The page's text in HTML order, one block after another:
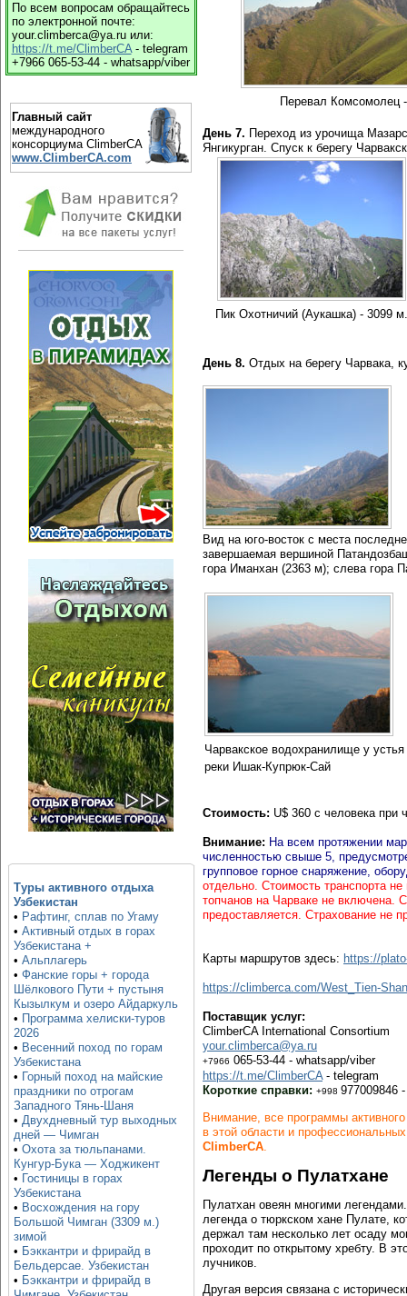
По всем вопросам обращайтесь
по электронной почте:
your.climberca@ya.ru или:
https://t.me/ClimberCA- telegram
+7966 065-53-44 - whatsapp/viber
Главный сайт
международного
консорциума ClimberCA
www.ClimberCA.com
Туры активного отдыха
Узбекистан
• Рафтинг, сплав по Угаму
• Активный отдых в горах
Узбекистана +
• Альплагерь
• Фанские горы + города
Шёлкового Пути + пустыня
Кызылкум и озеро Айдаркуль
• Программа хелиски-туров
2026
• Весенний поход по горам
Узбекистана
• Горный поход на майские
праздники по отрогам
Западного Тянь-Шаня
• Двухдневный тур выходных
дней — Чимган
• Охота за тюльпанами.
Кунгур-Бука — Ходжикент
• Гостиницы в горах
Узбекистана
• Восхождения на гору
Большой Чимган (3309 м.)
зимой
• Бэккантри и фрирайд в
Бельдерсае. Узбекистан
• Бэккантри и фрирайд в
Перевал Комсомолец
День 7. Переход из урочища
Янгикурган. Спуск к берегу
Пик Охотничий (Аукашка) - 3099 м.
День 8. Отдых на берегу Чарвака,
Вид на юго-восток с места
завершаемая вершиной
гора Иманхан (2363 м); слева гора
Чарвакское водохранилище у устья
реки Ишак-Купрюк-Сай
Стоимость: U$ 360 с человека при
Внимание: На всем протяжении
численностью свыше 5,
групповое горное снаряжение,
отдельно. Стоимость транспорта
топчанов на Чарваке не включена.
предоставляется. Страхование не
Карты маршрутов здесь: https://
https://climberca.com/West_Tien-
Поставщик услуг:
ClimberCA International Consortium
your.climberca@ya.ru
+7966 065-53-44 - whatsapp/viber
https://t.me/ClimberCA- telegram
Короткие справки: +998 977009846
Внимание, все программы
в этой области и
ClimberCA.
Легенды о Пулатхане
Пулатхан овеян многими
легенда о тюркском хане Пулате,
держал там несколько лет осаду
проходит по открытому хребту. В
лучников.
Другая версия связана с